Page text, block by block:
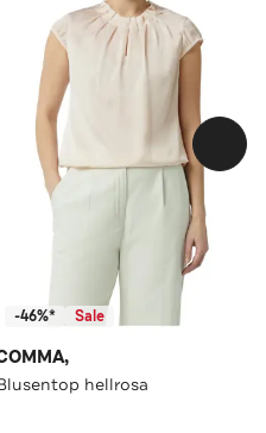
-46%* Sale
hellrosa